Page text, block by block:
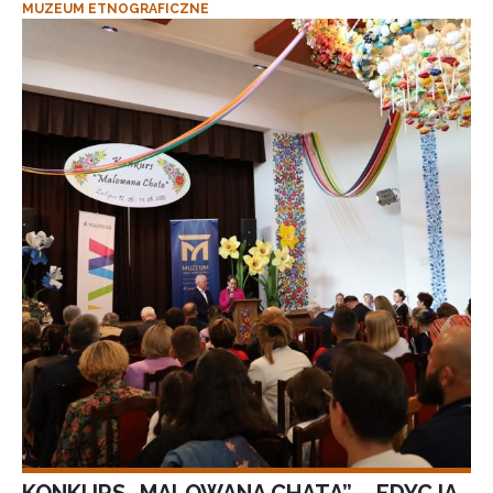
MUZEUM ETNOGRAFICZNE